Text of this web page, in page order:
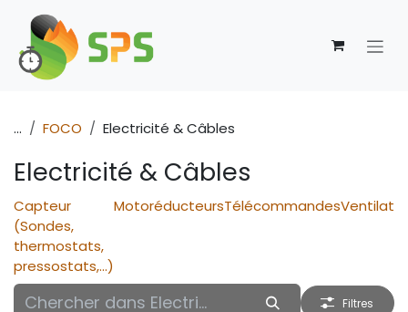
Se rendre au contenu
... FOCO Electricité & Câbles
Electricité & Câbles
Capteur
(Sondes,
thermostats,
pressostats,...)
MotoréducteursTélécommandes
Filtres